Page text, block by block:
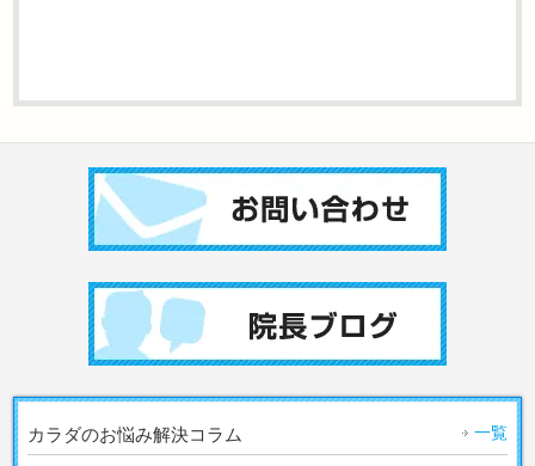
カラダのお悩み解決コラム 一覧